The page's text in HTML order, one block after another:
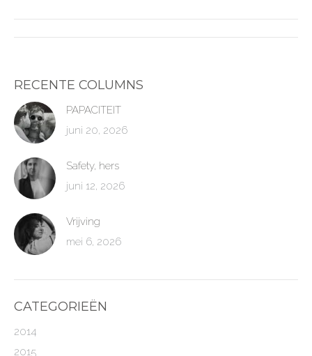
POST
NAVIGATION
RECENTE COLUMNS
PAPACITEIT
juni 20, 2026
Safety, hers
juni 12, 2026
Vrijving
mei 6, 2026
CATEGORIEËN
2014
2015